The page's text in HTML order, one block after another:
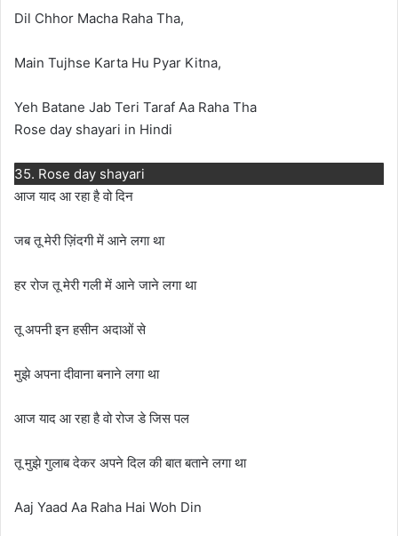
Dil Chhor Macha Raha Tha,
Main Tujhse Karta Hu Pyar Kitna,
Yeh Batane Jab Teri Taraf Aa Raha Tha
Rose day shayari in Hindi
35. Rose day shayari
आज याद आ रहा है वो दिन
जब तू मेरी ज़िंदगी में आने लगा था
हर रोज तू मेरी गली में आने जाने लगा था
तू अपनी इन हसीन अदाओं से
मुझे अपना दीवाना बनाने लगा था
आज याद आ रहा है वो रोज डे जिस पल
तू मुझे गुलाब देकर अपने दिल की बात बताने लगा था
Aaj Yaad Aa Raha Hai Woh Din